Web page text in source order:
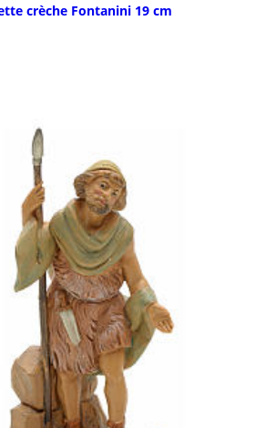
crèche Fontanini 19 cm